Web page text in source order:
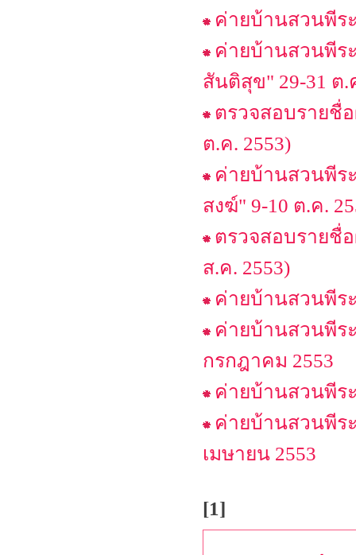
ค่ายบ้านสวนพีร
ค่ายบ้านสวนพีร
สันติสุข" 29-31 ต.
ตรวจสอบรายชื่
ต.ค. 2553)
ค่ายบ้านสวนพีร
สงฆ์" 9-10 ต.ค.
ตรวจสอบรายชื่
ส.ค. 2553)
ค่ายบ้านสวนพีร
ค่ายบ้านสวนพีร
กรกฎาคม 2553
ค่ายบ้านสวนพีร
ค่ายบ้านสวนพีร
เมษายน 2553
[1]